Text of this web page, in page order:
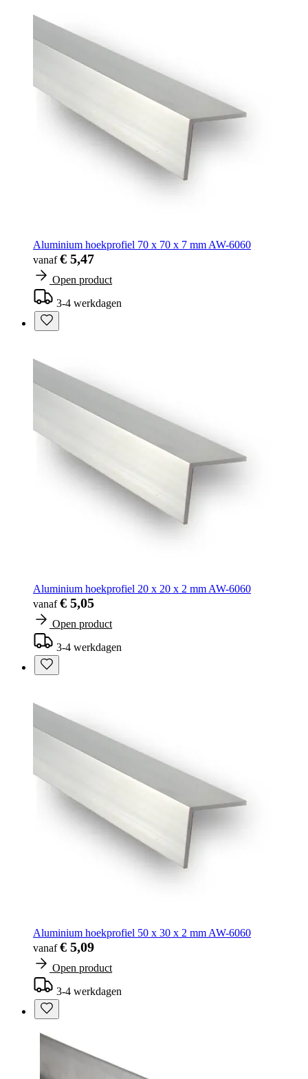
Aluminium hoekprofiel 70 x 70 x 7 mm AW-6060
vanaf€ 5,47
Open product
3-4 werkdagen
Aluminium hoekprofiel 20 x 20 x 2 mm AW-6060
vanaf€ 5,05
Open product
3-4 werkdagen
Aluminium hoekprofiel 50 x 30 x 2 mm AW-6060
vanaf€ 5,09
Open product
3-4 werkdagen